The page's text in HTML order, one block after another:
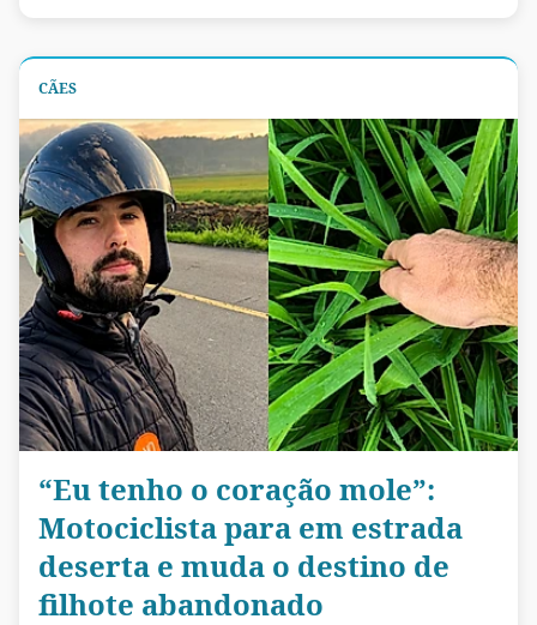
CÃES
“Eu tenho o coração mole”:
Motociclista para em estrada
deserta e muda o destino de
filhote abandonado